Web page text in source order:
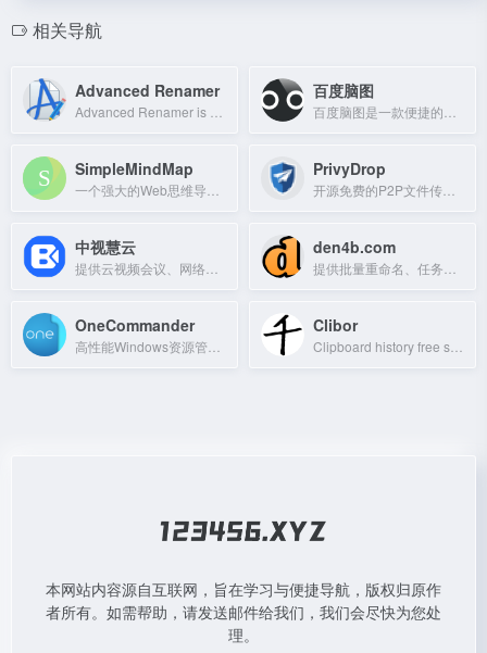
相关导航
Advanced Renamer 百度脑图
SimpleMindMap PrivyDrop
中视慧云 den4b.com
OneCommander Clibor
本网站内容源自互联网，旨在学习与便捷导航，版权归原作
者所有。如需帮助，请发送邮件给我们，我们会尽快为您处
理。